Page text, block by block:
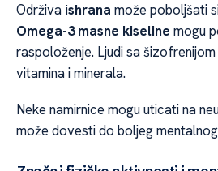
Održiva ishrana može poboljšati
Omega-3 masne kiseline mogu
raspoloženje. Ljudi sa
vitamina i minerala.
Neke namirnice mogu uticati na
može dovesti do boljeg